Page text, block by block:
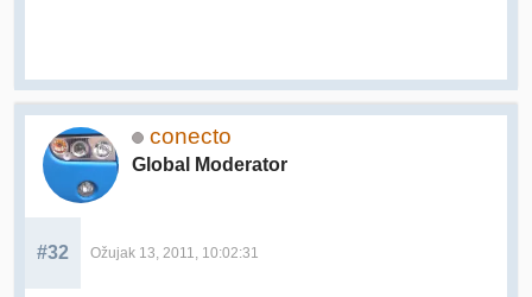
conecto
Global Moderator
#32 Ožujak 13, 2011, 10:02:31